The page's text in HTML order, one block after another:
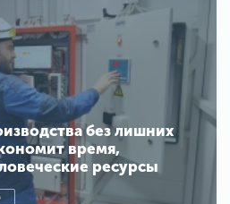
без лишних
время,
ресурсы